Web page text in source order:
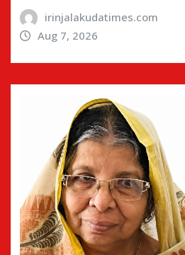
irinjalakudatimes.com
Aug 7, 2026